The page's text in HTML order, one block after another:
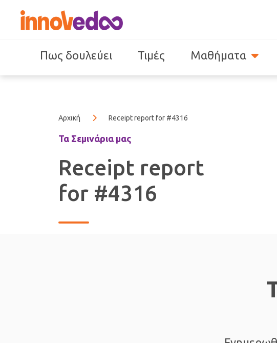
Πως δουλεύει Τιμές Μαθήματα
Αρχική Receipt report for #4316
Τα Σεμινάρια μας
Receipt report
for #4316